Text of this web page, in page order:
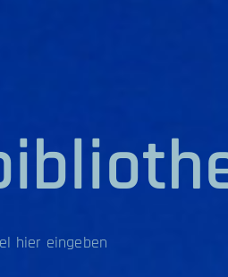
hier eingeben